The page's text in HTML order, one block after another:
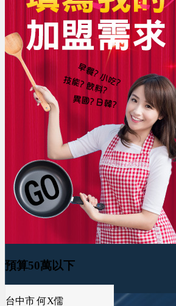
預算50萬以下
預算 25 萬 ~ 50 萬